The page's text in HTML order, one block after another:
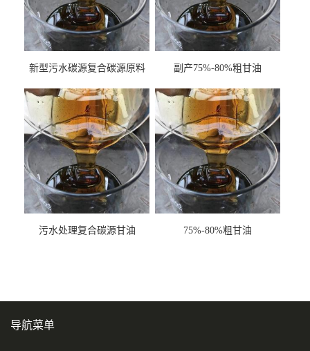
新型污水碳源复合碳源原料
副产75%-80%粗甘油
污水处理复合碳源甘油
75%-80%粗甘油
导航菜单